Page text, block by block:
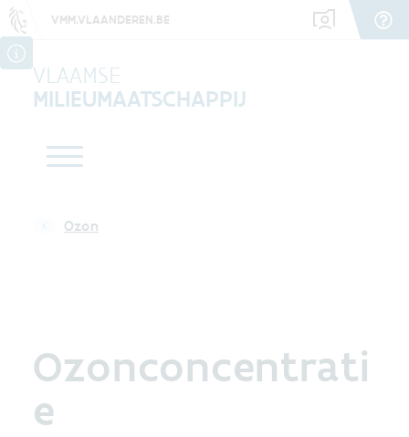
VMM.VLAANDEREN.BE
VLAAMSE
MILIEUMAATSCHAPPIJ
Ozon
Ozonconcentrati
e